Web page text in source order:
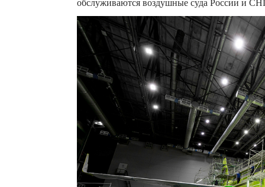
обслуживаются воздушные суда России и